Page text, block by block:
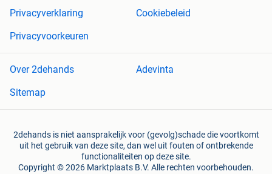
Privacyverklaring
Cookiebeleid
Privacyvoorkeuren
Over 2dehands
Adevinta
Sitemap
2dehands is niet aansprakelijk voor (gevolg)schade die voortkomt
uit het gebruik van deze site, dan wel uit fouten of ontbrekende
functionaliteiten op deze site.
Copyright © 2026 Marktplaats B.V. Alle rechten voorbehouden.